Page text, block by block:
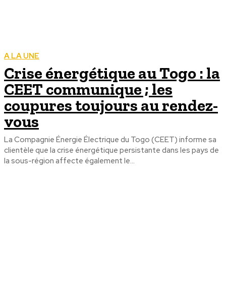
A LA UNE
Crise énergétique au Togo : la
CEET communique ; les
coupures toujours au rendez-
vous
La Compagnie Énergie Électrique du Togo (CEET) informe sa
clientèle que la crise énergétique persistante dans les pays de
la sous-région affecte également le...